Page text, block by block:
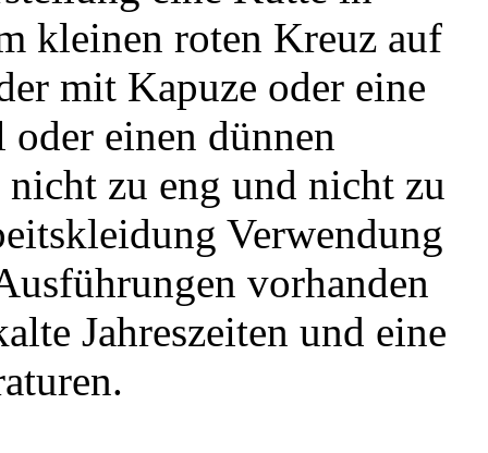
kleinen roten Kreuz auf
mit Kapuze oder eine
oder einen dünnen
zu eng und nicht zu
Verwendung
vorhanden
Jahreszeiten und eine